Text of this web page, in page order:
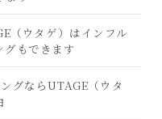
（ウタゲ）はインフル
グもできます
グならUTAGE（ウタ